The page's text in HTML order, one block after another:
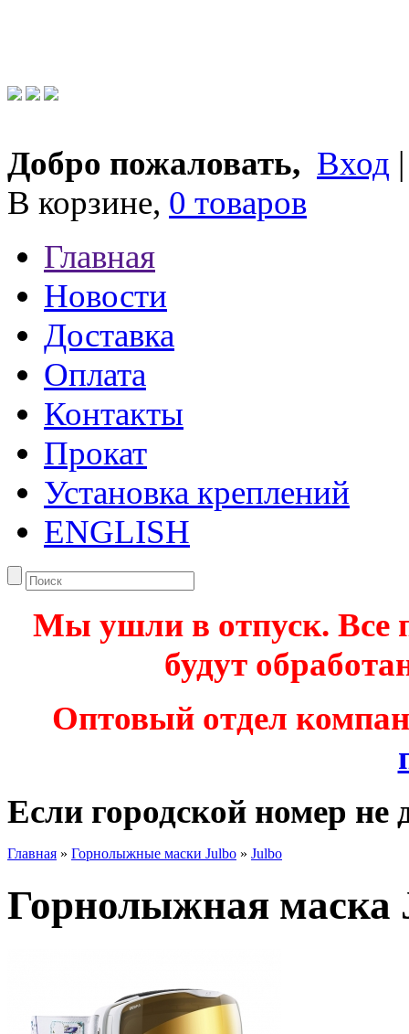
Добро пожаловать, Вход
В корзине, 0 товаров
Главная
Новости
Доставка
Оплата
Контакты
Прокат
Установка креплений
ENGLISH
Мы ушли в отпуск. Все
будут
Оптовый отдел
Если городской номер не
Главная » Горнолыжные маски Julbo » Julbo
Горнолыжная маска